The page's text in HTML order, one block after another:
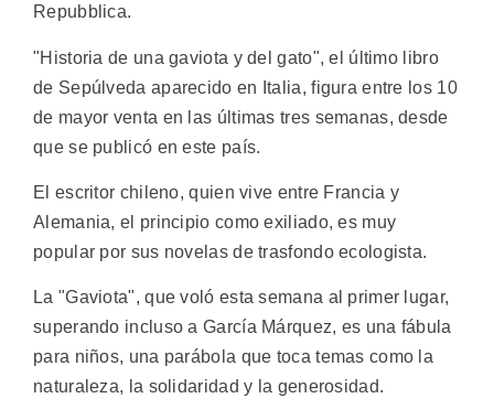
Repubblica.
"Historia de una gaviota y del gato", el último libro
de Sepúlveda aparecido en Italia, figura entre los 10
de mayor venta en las últimas tres semanas, desde
que se publicó en este país.
El escritor chileno, quien vive entre Francia y
Alemania, el principio como exiliado, es muy
popular por sus novelas de trasfondo ecologista.
La "Gaviota", que voló esta semana al primer lugar,
superando incluso a García Márquez, es una fábula
para niños, una parábola que toca temas como la
naturaleza, la solidaridad y la generosidad.